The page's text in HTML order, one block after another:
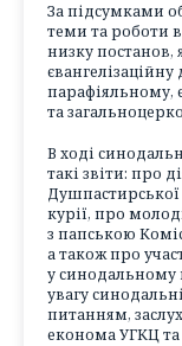
За підсумками
теми та роботи
низку постанов,
парафіяльному,
та
В ході
такі звіти: про
Душпастирської
курії, про
з папською
а також про
у синодальному
увагу
питанням,
економа УГКЦ та